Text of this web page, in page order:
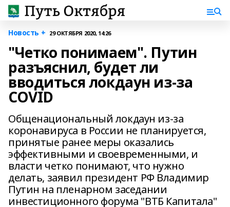
Новость + 29 ОКТЯБРЯ 2020, 14:26
"Четко понимаем". Путин
разъяснил, будет ли
вводиться локдаун из-за
COVID
Общенациональный локдаун из-за
коронавируса в России не планируется,
принятые ранее меры оказались
эффективными и своевременными, и
власти четко понимают, что нужно
делать, заявил президент РФ Владимир
Путин на пленарном заседании
инвестиционного форума "ВТБ Капитала"